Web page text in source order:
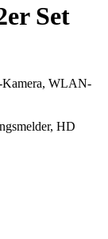
Set
Kamera, WLAN-
HD